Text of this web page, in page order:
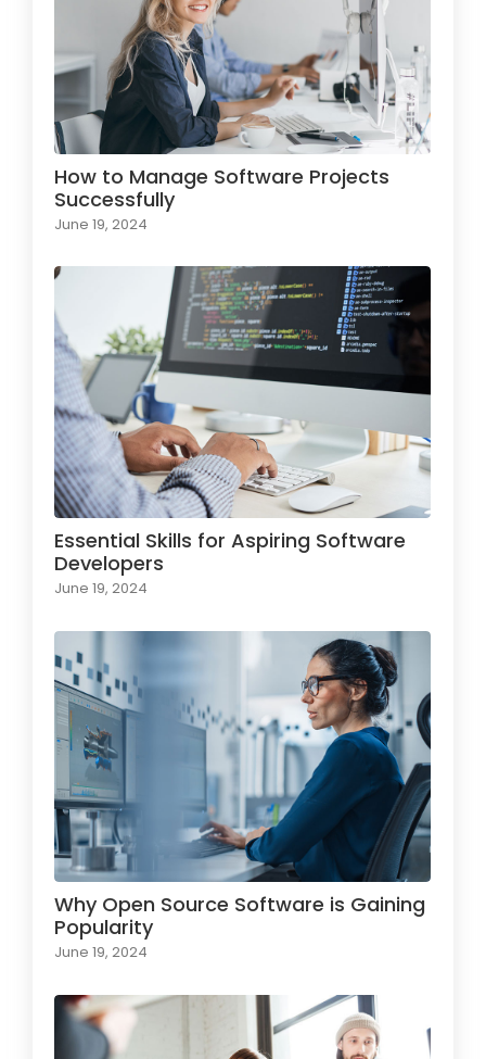
How to Manage Software Projects
Successfully
June 19, 2024
Essential Skills for Aspiring Software
Developers
June 19, 2024
Why Open Source Software is Gaining
Popularity
June 19, 2024